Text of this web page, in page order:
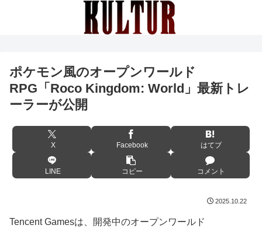
ポケモン風のオープンワールド
RPG「Roco Kingdom: World」最新トレ
ーラーが公開
X Facebook はてブ
LINE コピー コメント
2025.10.22
Tencent Gamesは、開発中のオープンワールド